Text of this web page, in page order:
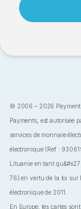
© 2006 – 2026 Payment
Payments, est autorisée
services de monnaie
électronique (Ref :
Lituanie en tant
76) en vertu de la loi sur
électronique de 2011.
En Europe, les cartes